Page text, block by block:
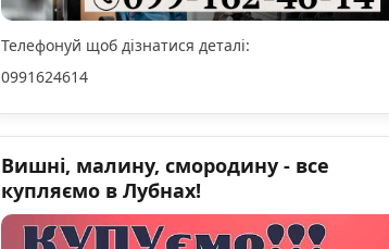
Телефонуй щоб дізнатися деталі:
0991624614
Вишні, малину, смородину - все
купляємо в Лубнах!